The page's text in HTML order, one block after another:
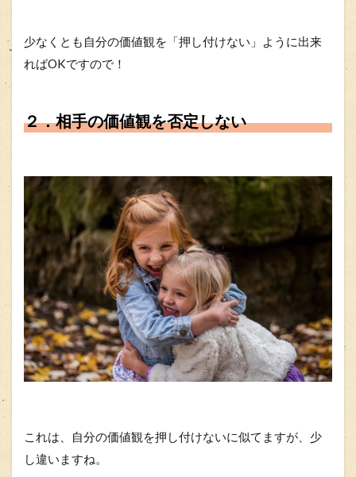
少なくとも自分の価値観を「押し付けない」ように出来
ればOKですので！
２．相手の価値観を否定しない
これは、自分の価値観を押し付けないに似てますが、少
し違いますね。